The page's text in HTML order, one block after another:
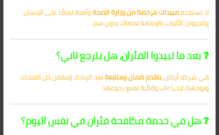
لا. نستخدممبيدات مرخصة من وزارة الصحةوآمنة تمامًا على الإنسان
والحيوان الأليف، بالإضافة لمصائد بدون سم.
❓ بعد ما تبيدوا الفئران، هل بترجع تاني؟
في شركة أركان،بنقدم ضمان ومتابعةبعد الإبادة، وبنقفل كل الفتحات
ونوجهك لإجراءات وقائية تمنع رجوعها.
❓ هل في خدمة مكافحة فئران في نفس اليوم؟